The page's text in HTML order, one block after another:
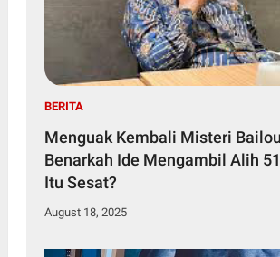
BERITA
Menguak Kembali Misteri
Benarkah Ide Mengambil Alih
Itu Sesat?
August 18, 2025